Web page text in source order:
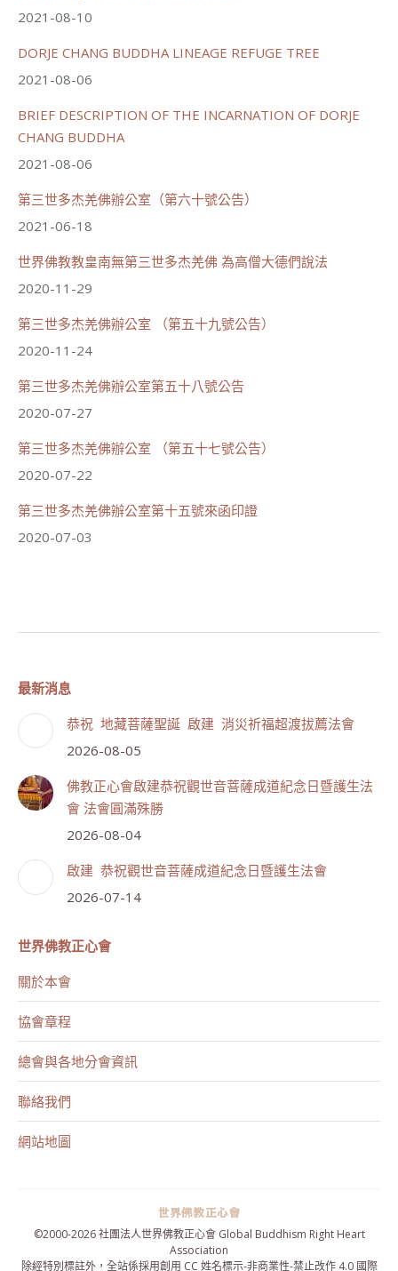
世界佛教正心會
July 19, 2026, 1:38 AM
觀看更多
56 26 則留言
分享
2021-08-10
DORJE CHANG BUDDHA LINEAGE REFUGE TREE
2021-08-06
BRIEF DESCRIPTION OF THE INCARNATION OF DORJE
CHANG BUDDHA
2021-08-06
第三世多杰羌佛辦公室（第六十號公告）
2021-06-18
世界佛教教皇南無第三世多杰羌佛 為高僧大德們說法
2020-11-29
第三世多杰羌佛辦公室 （第五十九號公告）
2020-11-24
第三世多杰羌佛辦公室第五十八號公告
2020-07-27
第三世多杰羌佛辦公室 （第五十七號公告）
2020-07-22
第三世多杰羌佛辦公室第十五號來函印證
2020-07-03
最新消息
恭祝 地藏菩薩聖誕 啟建 消災祈福超渡拔薦法會
2026-08-05
佛教正心會啟建恭祝觀世音菩薩成道紀念日暨護生法
會 法會圓滿殊勝
2026-08-04
啟建 恭祝觀世音菩薩成道紀念日暨護生法會
2026-07-14
世界佛教正心會
關於本會
協會章程
總會與各地分會資訊
聯絡我們
網站地圖
©2000-2026 社團法人世界佛教正心會 Global Buddhism Right Heart
Association
除經特別標註外，全站係採用創用 CC 姓名標示-非商業性-禁止改作 4.0 國際